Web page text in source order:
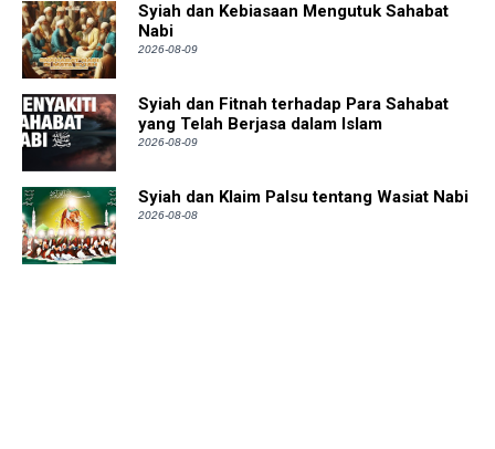
Syiah dan Kebiasaan Mengutuk Sahabat
Nabi
2026-08-09
Syiah dan Fitnah terhadap Para Sahabat
yang Telah Berjasa dalam Islam
2026-08-09
Syiah dan Klaim Palsu tentang Wasiat Nabi
2026-08-08